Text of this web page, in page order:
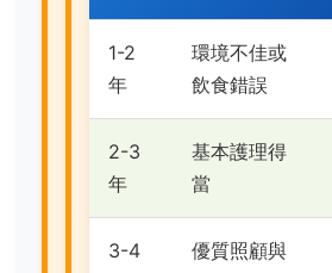
1-2
年
環境不佳或
飲食錯誤
2-3
年
基本護理得
當
3-4
優質照顧與